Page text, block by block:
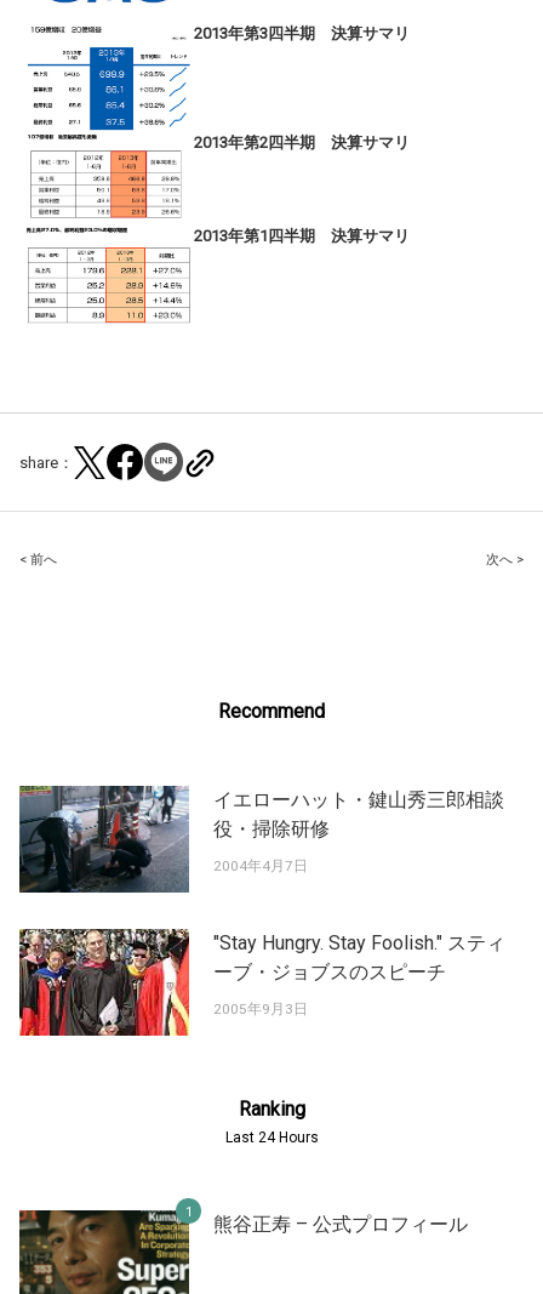
2013年第3四半期 決算サマリ
2013年第2四半期 決算サマリ
2013年第1四半期 決算サマリ
share：
Post
< 前へ 次へ >
Recommend
イエローハット・鍵山秀三郎相談
役・掃除研修
2004年4月7日
"Stay Hungry. Stay Foolish." スティ
ーブ・ジョブスのスピーチ
2005年9月3日
Ranking
Last 24 Hours
熊谷正寿 – 公式プロフィール